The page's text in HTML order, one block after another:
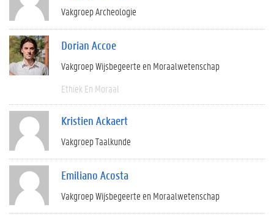
Vakgroep Archeologie
Dorian Accoe
Vakgroep Wijsbegeerte en Moraalwetenschap
Ethiek En Moraal
Kristien Ackaert
Vakgroep Taalkunde
Emiliano Acosta
Vakgroep Wijsbegeerte en Moraalwetenschap